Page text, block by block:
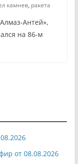
камнев, ракета
Антей»,
на 86-м
от 08.08.2026